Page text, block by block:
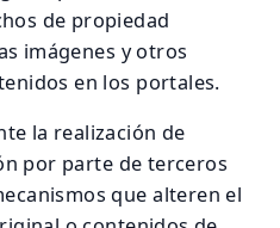
de propiedad
imágenes y otros
en los portales.
la realización de
por parte de terceros
que alteren el